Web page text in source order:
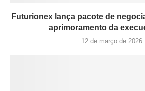
Futurionex lança pacote de
aprimoramento da
12 de março de 2026